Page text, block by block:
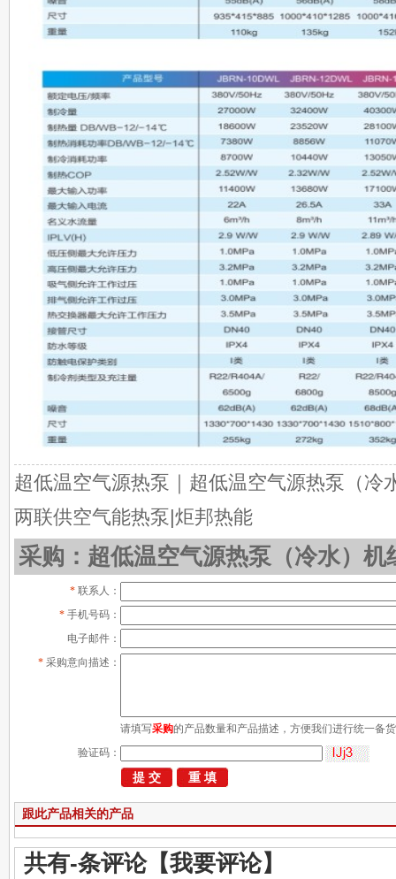
超低温空气源热泵｜超低温空气源热泵（冷
两联供空气能热泵|炬邦热能
采购：超低温空气源热泵（冷水）
* 联系人：
* 手机号码：
电子邮件：
* 采购意向描述：
请填写采购的产品数量和产品描述，方便我们进行统一备
验证码：
跟此产品相关的产品
共有-条评论【我要评论】